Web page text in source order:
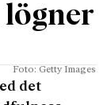
lögner
Foto: Getty Images
det